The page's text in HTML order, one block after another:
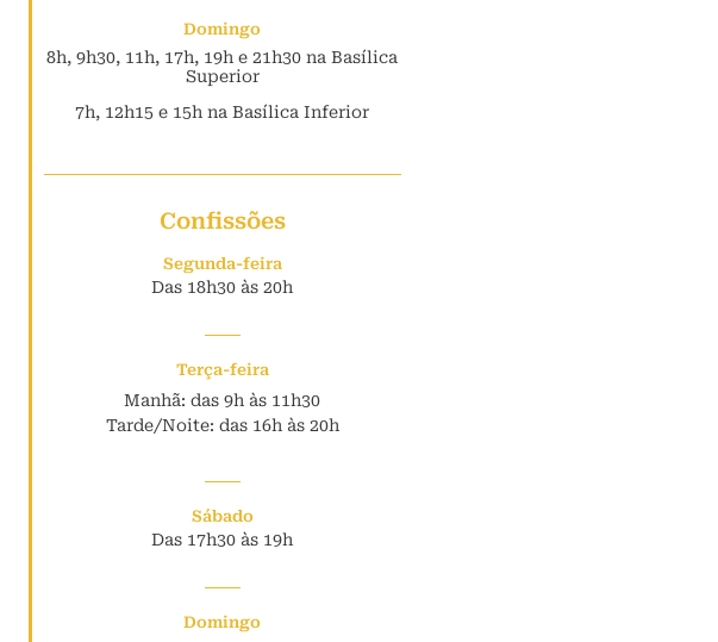
Domingo
8h, 9h30, 11h, 17h, 19h e 21h30 na Basílica
Superior
7h, 12h15 e 15h na Basílica Inferior
Confissões
Segunda-feira
Das 18h30 às 20h
Terça-feira
Manhã: das 9h às 11h30
Tarde/Noite: das 16h às 20h
Sábado
Das 17h30 às 19h
Domingo